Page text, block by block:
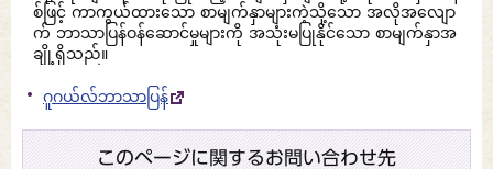
စ်ဖြင့် ကာကွယ်ထားသော စာမျက်နှာများကဲ့သို့သော အလိုအလျော
က် ဘာသာပြန်ဝန်ဆောင်မှုများကို အသုံးမပြုနိုင်သော စာမျက်နှာအ
ချို့ရှိသည်။
ဂူဂယ်လ်ဘာသာပြန်
このページに関するお問い合わせ先